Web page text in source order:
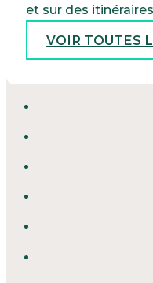
et sur des
VOIR TOUTES